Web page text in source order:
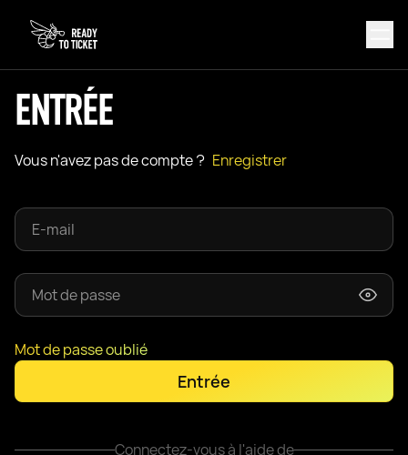
ENTRÉE
Vous n'avez pas de compte ? Enregistrer
Mot de passe oublié
Entrée
Connectez-vous à l'aide de